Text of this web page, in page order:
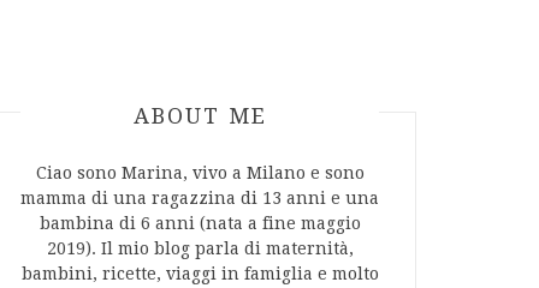
ABOUT AUTHOR
ABOUT ME
Ciao sono Marina, vivo a Milano e sono
mamma di una ragazzina di 13 anni e una
bambina di 6 anni (nata a fine maggio
2019). Il mio blog parla di maternità,
bambini, ricette, viaggi in famiglia e molto